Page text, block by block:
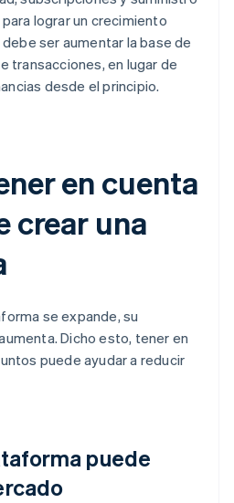
lograr un crecimiento
ser aumentar la base de
transacciones, en lugar de
desde el principio.
en cuenta
crear una
se expande, su
Dicho esto, tener en
puede ayudar a reducir
puede